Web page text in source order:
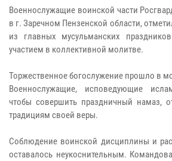
Военнослужащие воинской части
в г. Заречном Пензенской области,
из главных мусульманских
участием в коллективной молитве.
Торжественное богослужение прошло в
Военнослужащие, исповедующие
чтобы совершить праздничный намаз,
традициям своей веры.
Соблюдение воинской дисциплины и
оставалось неукоснительным.